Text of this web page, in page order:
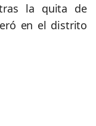
la quita de
en el distrito